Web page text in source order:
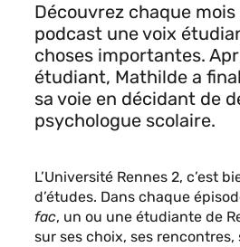
Découvrez chaque
podcast une voix
choses importantes.
étudiant, Mathilde a
sa voie en décidant de
psychologue scolaire.
L’Université Rennes 2, c’est
d’études. Dans chaque
fac, un ou une étudiante de
sur ses choix, ses rencontres,